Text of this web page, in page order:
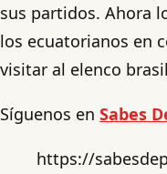
sus partidos. Ahora
los ecuatorianos en
visitar al elenco
Síguenos en Sabes
https://